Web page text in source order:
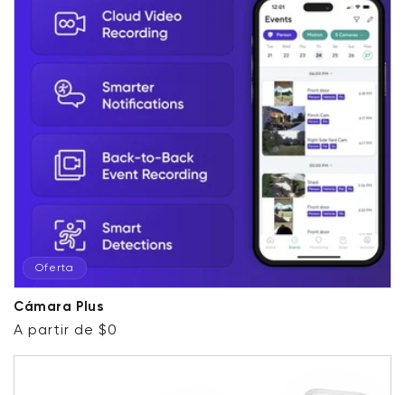
Oferta
Cámara Plus
Precio habitual
Precio de oferta
A partir de $0